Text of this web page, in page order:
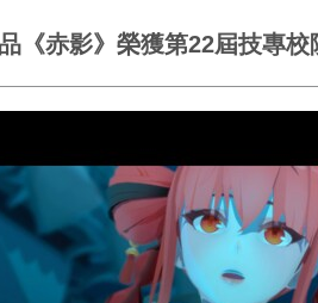
《赤影》榮獲第22屆技專校